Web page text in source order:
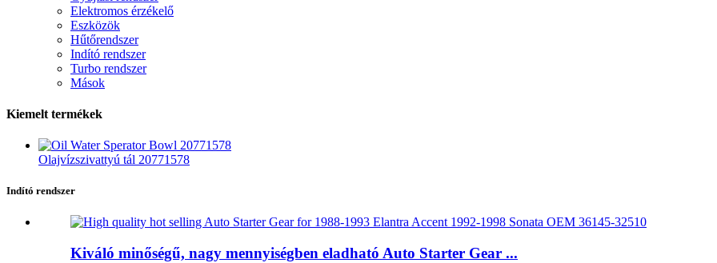
Elektromos érzékelő
Eszközök
Hűtőrendszer
Indító rendszer
Turbo rendszer
Mások
Kiemelt termékek
Olajvízszivattyú tál 20771578
Indító rendszer
Kiváló minőségű, nagy mennyiségben eladható Auto Starter Gear ...